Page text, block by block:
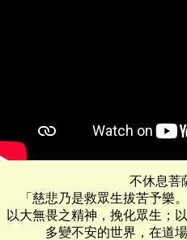
不休息菩
「慈悲乃是救眾生拔苦予樂
以大無畏之精神，挽化眾生；
多變不安的世界，在道